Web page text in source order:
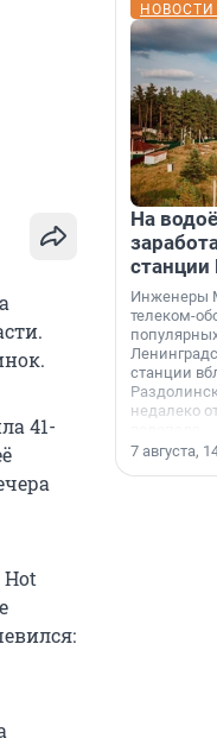
41-
На
Инженеры
телеком-
станции
недалеко
7 августа,